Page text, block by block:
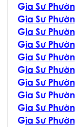
Gia Sư
Gia Sư
Gia Sư
Gia Sư
Gia Sư
Gia Sư
Gia Sư
Gia Sư
Gia Sư
Gia Sư